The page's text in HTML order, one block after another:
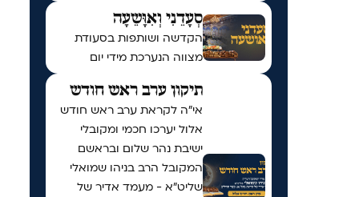
סְעָדֵנִי וְאִוָּשֵעָה
הקדשה ושותפות בסעודת
מצווה הנערכת מידי יום
תיקון ערב ראש חודש
אי"ה לקראת ערב ראש חודש
אלול יערכו חכמי ומקובלי
ישיבת נהר שלום ובראשם
המקובל הרב בניהו שמואלי
שליט״א - מעמד אדיר של